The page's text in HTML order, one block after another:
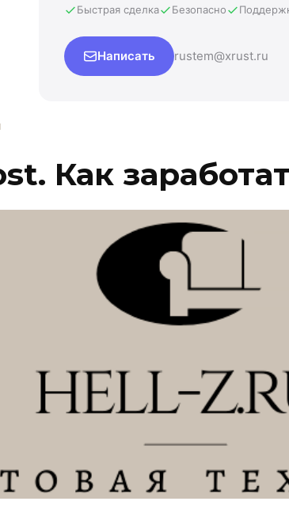
Быстрая сделка Безопасно
Написать rustem@xrust.ru
Как